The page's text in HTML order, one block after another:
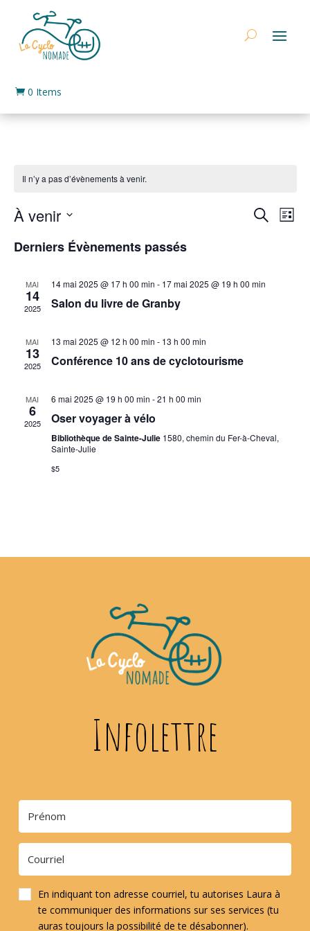
 0 Items
Il n’y a pas d’évènements à venir.
vues
Recherche
de
Liste
À venir
une
Derniers Évènements passés
MAI
14
2025
14 mai 2025 @ 17 h 00 min - 17 mai 2025 @ 19 h 00 min
Salon du livre de Granby
MAI
13
2025
13 mai 2025 @ 12 h 00 min - 13 h 00 min
Conférence 10 ans de cyclotourisme
MAI
6
2025
6 mai 2025 @ 19 h 00 min -21 h 00 min
Oser voyager à vélo
Bibliothèque de Sainte-Julie 1580, chemin du Fer-à-Cheval,
Sainte-Julie
$5
Infolettre
En indiquant ton adresse courriel, tu autorises Laura à
te communiquer des informations sur ses services (tu
auras toujours la possibilité de te désabonner).